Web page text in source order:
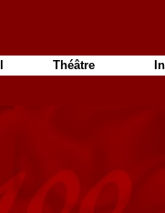
Théâtre